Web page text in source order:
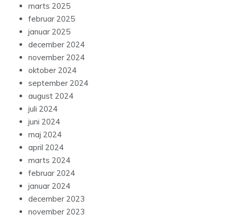
marts 2025
februar 2025
januar 2025
december 2024
november 2024
oktober 2024
september 2024
august 2024
juli 2024
juni 2024
maj 2024
april 2024
marts 2024
februar 2024
januar 2024
december 2023
november 2023